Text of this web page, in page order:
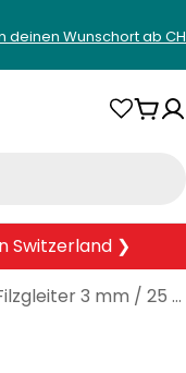
deinen Wunschort ab
Switzerland ❯
Fix-O-Moll Filzgleiter 3 mm / 25 x 25 mm 9 x Filzgleiter